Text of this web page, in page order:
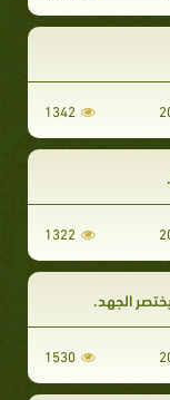
1342
1322
الجهد.
1530